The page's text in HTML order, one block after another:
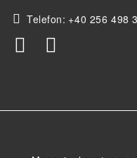
Telefon: +40 256 498